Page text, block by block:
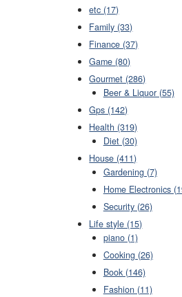
etc (17)
Family (33)
Finance (37)
Game (80)
Gourmet (286)
Beer & Liquor (55)
Gps (142)
Health (319)
Diet (30)
House (411)
Gardening (7)
Home Electronics
Security (26)
Life style (15)
piano (1)
Cooking (26)
Book (146)
Fashion (11)